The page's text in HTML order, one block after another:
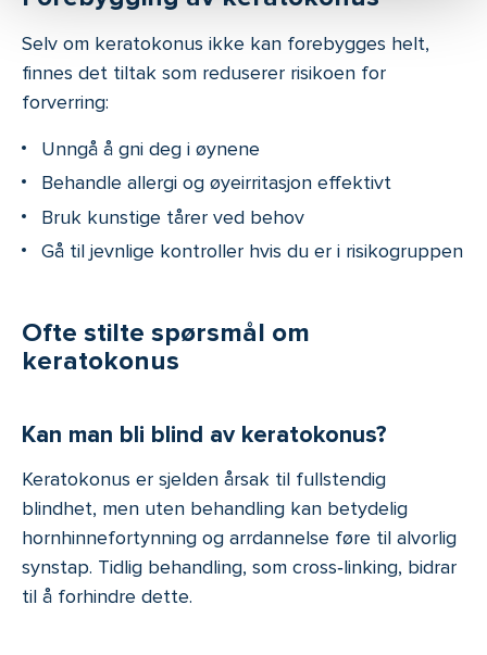
Selv om keratokonus ikke kan forebygges helt,
finnes det tiltak som reduserer risikoen for
forverring:
Unngå å gni deg i øynene
Behandle allergi og øyeirritasjon effektivt
Bruk kunstige tårer ved behov
Gå til jevnlige kontroller hvis du er i risikogruppen
Ofte stilte spørsmål om
keratokonus
Kan man bli blind av keratokonus?
Keratokonus er sjelden årsak til fullstendig
blindhet, men uten behandling kan betydelig
hornhinnefortynning og arrdannelse føre til alvorlig
synstap. Tidlig behandling, som cross‑linking, bidrar
til å forhindre dette.